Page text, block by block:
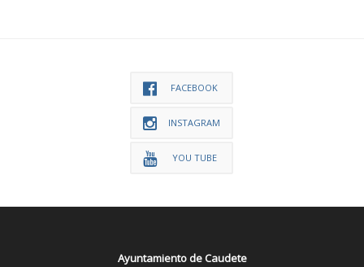
FACEBOOK
INSTAGRAM
YOU TUBE
Ayuntamiento de Caudete